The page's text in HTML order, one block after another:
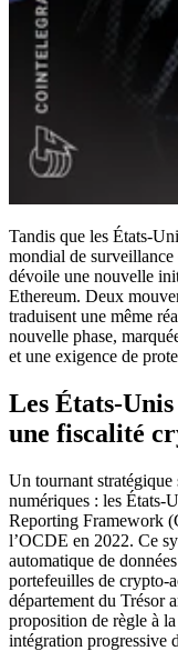
Tandis que les États-
mondial de
dévoile une nouvelle
Ethereum. Deux
traduisent une même
nouvelle phase,
et une exigence de
Les États-
une fiscalité
Un tournant
numériques : les États-
Reporting Framework
l’OCDE en 2022. Ce
automatique de
portefeuilles de crypto-
département du Trésor
proposition de règle à
intégration progressive